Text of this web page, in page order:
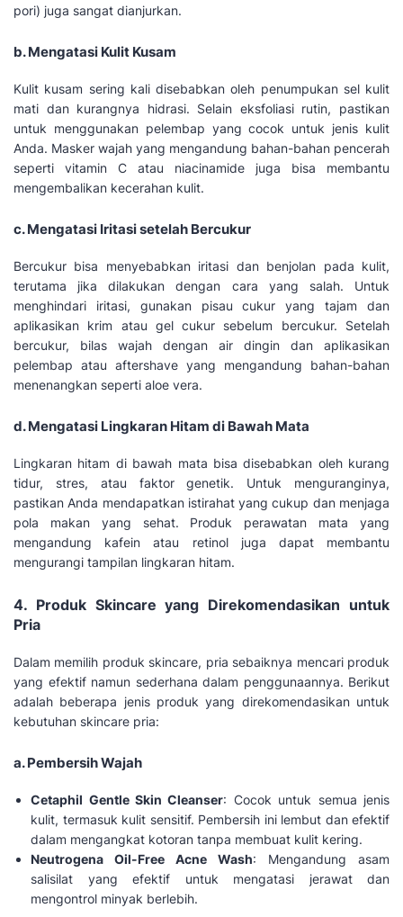
pori) juga sangat dianjurkan.
b. Mengatasi Kulit Kusam
Kulit kusam sering kali disebabkan oleh penumpukan sel kulit
mati dan kurangnya hidrasi. Selain eksfoliasi rutin, pastikan
untuk menggunakan pelembap yang cocok untuk jenis kulit
Anda. Masker wajah yang mengandung bahan-bahan pencerah
seperti vitamin C atau niacinamide juga bisa membantu
mengembalikan kecerahan kulit.
c. Mengatasi Iritasi setelah Bercukur
Bercukur bisa menyebabkan iritasi dan benjolan pada kulit,
terutama jika dilakukan dengan cara yang salah. Untuk
menghindari iritasi, gunakan pisau cukur yang tajam dan
aplikasikan krim atau gel cukur sebelum bercukur. Setelah
bercukur, bilas wajah dengan air dingin dan aplikasikan
pelembap atau aftershave yang mengandung bahan-bahan
menenangkan seperti aloe vera.
d. Mengatasi Lingkaran Hitam di Bawah Mata
Lingkaran hitam di bawah mata bisa disebabkan oleh kurang
tidur, stres, atau faktor genetik. Untuk menguranginya,
pastikan Anda mendapatkan istirahat yang cukup dan menjaga
pola makan yang sehat. Produk perawatan mata yang
mengandung kafein atau retinol juga dapat membantu
mengurangi tampilan lingkaran hitam.
4. Produk Skincare yang Direkomendasikan untuk
Pria
Dalam memilih produk skincare, pria sebaiknya mencari produk
yang efektif namun sederhana dalam penggunaannya. Berikut
adalah beberapa jenis produk yang direkomendasikan untuk
kebutuhan skincare pria:
a. Pembersih Wajah
Cetaphil Gentle Skin Cleanser: Cocok untuk semua jenis
kulit, termasuk kulit sensitif. Pembersih ini lembut dan efektif
dalam mengangkat kotoran tanpa membuat kulit kering.
Neutrogena Oil-Free Acne Wash: Mengandung asam
salisilat yang efektif untuk mengatasi jerawat dan
mengontrol minyak berlebih.